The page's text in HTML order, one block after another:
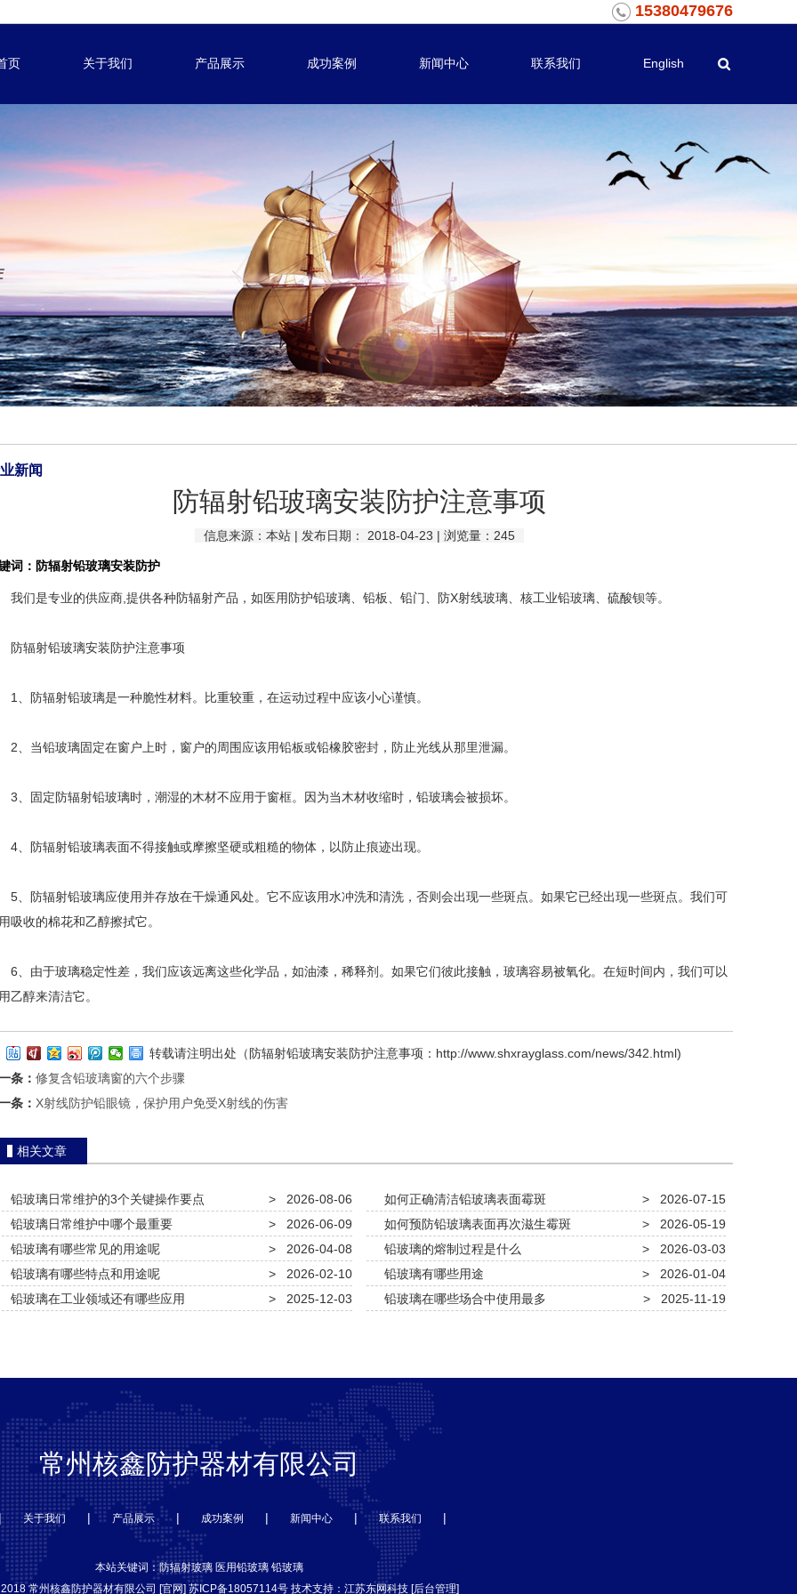
15380479676
页 关于我们 产品展示 成功案例 新闻中心 联系我们 English
新闻
防辐射铅玻璃安装防护注意事项
信息来源：本站 | 发布日期： 2018-04-23 | 浏览量： 245
词：防辐射铅玻璃安装防护
们是专业的供应商,提供各种防辐射产品，如医用防护铅玻璃 、铅板、铅门、防X射线玻璃、核工业铅玻璃、硫酸钡等。
辐射铅玻璃安装防护注意事项
防辐射铅玻璃是一种脆性材料。比重较重，在运动过程中应该小心谨慎。
当铅玻璃固定在窗户上时，窗户的周围应该用铅板或铅橡胶密封，防止光线从那里泄漏。
固定防辐射铅玻璃时，潮湿的木材不应用于窗框。因为当木材收缩时，铅玻璃会被损坏。
防辐射铅玻璃表面不得接触或摩擦坚硬或粗糙的物体，以防止痕迹出现。
防辐射铅玻璃应使用并存放在干燥通风处。它不应该用水冲洗和清洗，否则会出现一些斑点。如果它已经出现一些斑点。我们可
吸收的棉花和乙醇擦拭它。
由于玻璃稳定性差，我们应该远离这些化学品，如油漆，稀释剂。如果它们彼此接触，玻璃容易被氧化。在短时间内，我们可以
乙醇来清洁它。
转载请注明出处（防辐射铅玻璃安装防护注意事项： http://www.shxrayglass.com/news/342.html)
一条： 修复含铅玻璃窗的六个步骤
条： X射线防护铅眼镜，保护用户免受X射线的伤害
相关文章
2026-08-06
>
铅玻璃日常维护的3个关键操作要点 2026-07-15
>
如何正确清洁铅玻璃表面霉斑
2026-06-09
>
铅玻璃日常维护中哪个最重要 2026-05-19
>
如何预防铅玻璃表面再次滋生霉斑
2026-04-08
>
铅玻璃有哪些常见的用途呢 2026-03-03
>
铅玻璃的熔制过程是什么
2026-02-10
>
铅玻璃有哪些特点和用途呢 2026-01-04
>
铅玻璃有哪些用途
2025-12-03
>
铅玻璃在工业领域还有哪些应用 2025-11-19
>
铅玻璃在哪些场合中使用最多
常州核鑫防护器材有限公司
关于我们 | 产品展示 | 成功案例 | 新闻中心 | 联系我们 |
本站关键词：防辐射玻璃 医用铅玻璃 铅玻璃
常州核鑫防护器材有限公司 [官网] 苏ICP备18057114号技术支持： 江苏东网科技[后台管理]